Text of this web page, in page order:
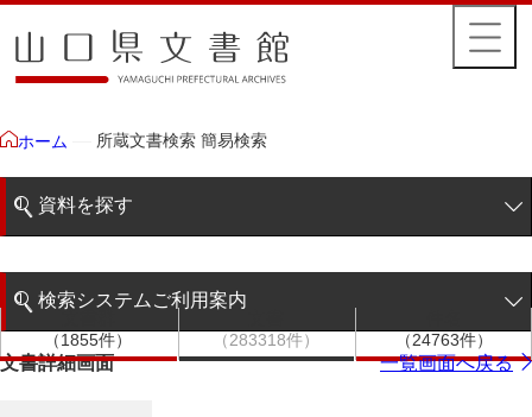
ホーム 所蔵文書検索 簡易検索
資料を探す
階層検索
検索システムご利用案内
検索システムの利用について
（1855件）
（283318件）
（24763件）
文書詳細画面 一覧画面へ戻る